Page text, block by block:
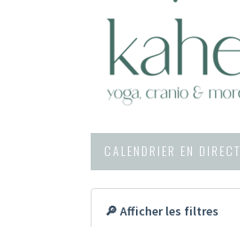
CALENDRIER EN DIRECT
🔎 Afficher les filtres